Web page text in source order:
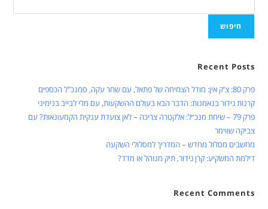
חיפוש
Recent Posts
פרק 80: צ'ק אין: מודל הצמיחה של פתאל, עם שחר עקה, סמנכ"ל הכספים
קרנות גידור בנאמנות: הדבר הבא בעולם ההשקעות, עם מלי לבייב בנימיני
פרק 79 – שיחת מנכ״ל: אלקטרה צריכה – לאן צועדת ענקית הקמעונאות? עם
צביקה שווימר
מחשבים מסלול מחדש – המדריך למסלולי השקעה
דילמת המשקיע: קרן גידור, תיק מנוהל או מדד?
Recent Comments